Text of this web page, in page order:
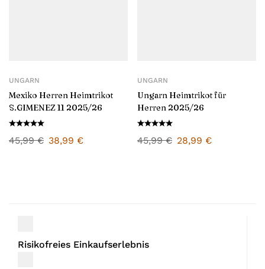
UNGARN
Mexiko Herren Heimtrikot
S.GIMENEZ 11 2025/26
45,99€ 38,99 €
UNGARN
Ungarn Heimtrikot für
Herren 2025/26
45,99€ 28,99 €
Risikofreies Einkaufserlebnis